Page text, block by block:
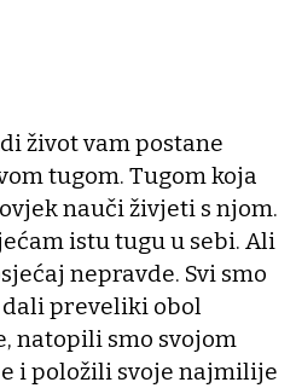
život vam postane
tugom. Tugom koja
nauči živjeti s njom.
istu tugu u sebi. Ali
nepravde. Svi smo
preveliki obol
natopili smo svojom
i položili svoje najmilije